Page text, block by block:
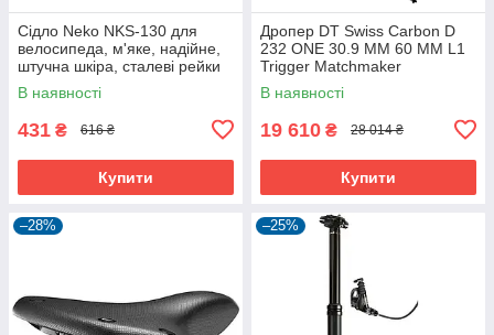
Сідло Neko NKS-130 для
велосипеда, м'яке, надійне,
штучна шкіра, сталеві рейки
В наявності
431 ₴ 616 ₴
Купити
Дропер DT Swiss Carbon D
232 ONE 30.9 MM 60 MM L1
Trigger Matchmaker
В наявності
19 610 ₴ 28 014 ₴
Купити
–28% –25%